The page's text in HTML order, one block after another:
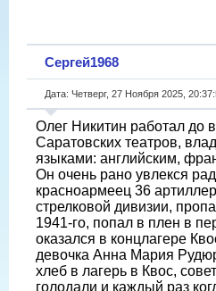
Сергей1968
Дата: Четверг, 27 Ноября 2025,
Олег Никитин работал до
Саратовских театров,
языками: английским,
Он очень рано увлекся
красноармеец 36
стрелковой дивизии,
1941-го, попал в плен в
оказался в концлагере
девочка Анна Мария
хлеб в лагерь в Квос,
голодали и каждый раз